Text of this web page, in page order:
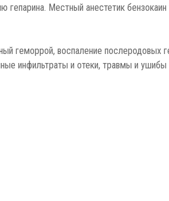
гепарина. Местный анестетик
геморрой, воспаление послеродовых
инфильтраты и отеки, травмы и